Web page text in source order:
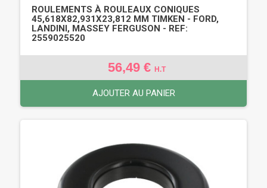
ROULEMENTS À ROULEAUX CONIQUES
45,618X82,931X23,812 MM TIMKEN - FORD,
LANDINI, MASSEY FERGUSON - REF:
2559025520
56,49 € H.T
AJOUTER AU PANIER